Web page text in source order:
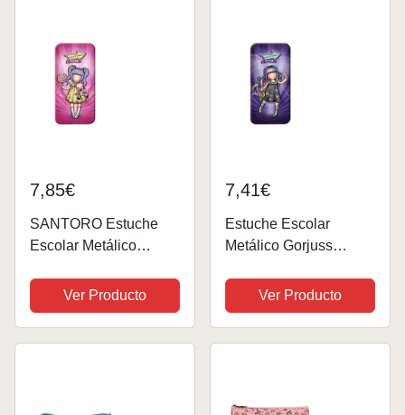
7,85€
SANTORO Estuche
Escolar Metálico
First Prize,
190x90x240 mm
Ver Producto
7,41€
Estuche Escolar
Metálico Gorjuss
Away, 190x90x240 mm
Ver Producto